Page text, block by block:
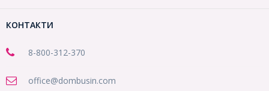
КОНТАКТИ
8-800-312-370
office@dombusin.com